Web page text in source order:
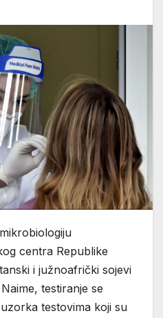
centra Republike
i južnoafrički sojevi
testiranje se
testovima koji su